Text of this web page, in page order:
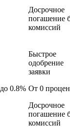
Досрочное
погашение
комиссий
до 0.8%
Быстрое
одобрение
заявки
От 0
Досрочное
погашение
комиссий